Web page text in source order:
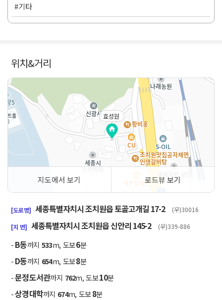
#기타
위치&거리
효성원
지도에서 보기 로드뷰 보기
[도로명] 세종특별자치시 조치원읍 토골고개길 17-2 (우)30016
[지 번] 세종특별자치시 조치원읍 신안리 145-2 (우)339-886
-B동까지 533m, 도보6분
-D동까지 654m, 도보8분
-문정도서관까지 762m, 도보10분
-상경대학까지 674m, 도보8분